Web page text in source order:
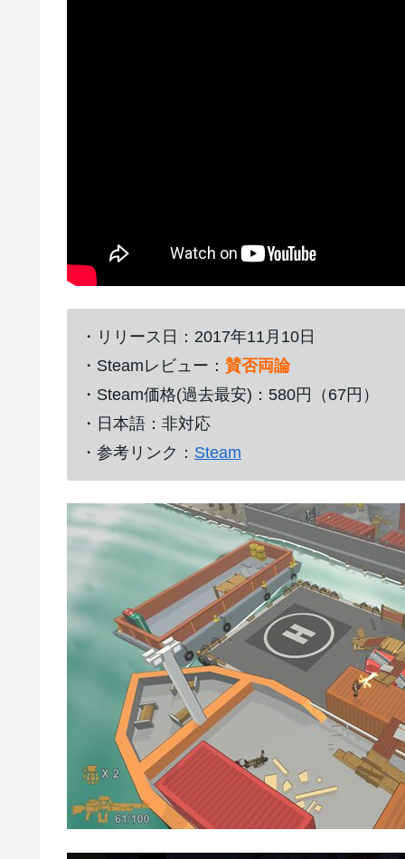
・リリース日：2017年11月10日
・Steamレビュー： 賛否両論
・Steam価格(過去最安)：580円（67円）
・日本語：非対応
・参考リンク： Steam